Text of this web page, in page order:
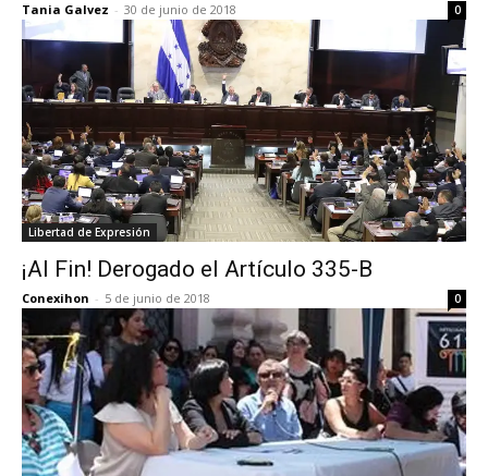
Tania Galvez - 30 de junio de 2018 0
Libertad de Expresión
¡Al Fin! Derogado el Artículo 335-B
Conexihon - 5 de junio de 2018 0